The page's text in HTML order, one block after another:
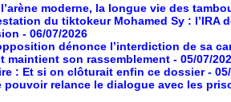
moderne, la longue vie des
du tiktokeur Mohamed Sy : l’IRA
- 06/07/2026
dénonce l’interdiction de sa
maintient son rassemblement - 05/07/
: Et si on clôturait enfin ce dossier -
pouvoir relance le dialogue avec les